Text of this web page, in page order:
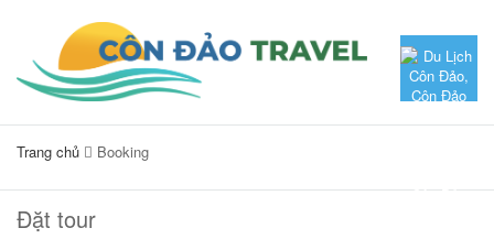
Trang chủ Booking
Đặt tour